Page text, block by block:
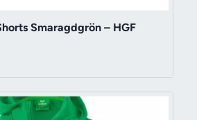
Smaragdgrön – HGF